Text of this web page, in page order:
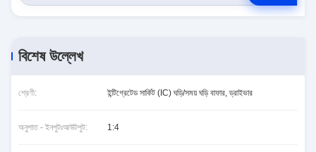
বিশেষ উল্লেখ
শ্রেণী: ইন্টিগ্রেটেড সার্কিট (IC) ঘড়ি/সময় ঘড়ি বাফার, ড্রাইভার
অনুপাত - ইনপুটঃআউটপুট: 1:4